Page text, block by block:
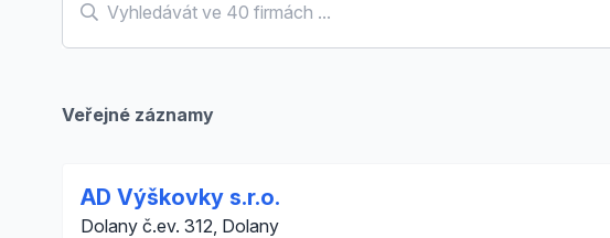
Veřejné záznamy
AD Výškovky s.r.o.
Dolany č.ev. 312, Dolany